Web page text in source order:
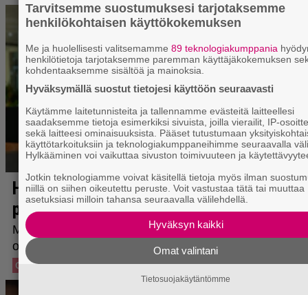
Tarvitsemme suostumuksesi tarjotaksemme
henkilökohtaisen käyttökokemuksen
Me ja huolellisesti valitsemamme 89 teknologiakumppania
henkilötietoja tarjotaksemme paremman käyttäjäkokemuksen
kohdentaaksemme sisältöä ja mainoksia.
Hyväksymällä suostut tietojesi käyttöön seuraavasti
Käytämme laitetunnisteita ja tallennamme evästeitä laitteellesi
saadaksemme tietoja esimerkiksi sivuista, joilla vierailit, IP-
sekä laitteesi ominaisuuksista. Pääset tutustumaan
käyttötarkoituksiin ja teknologiakumppaneihimme seuraavalla
Hylkääminen voi vaikuttaa sivuston toimivuuteen ja
Jotkin teknologiamme voivat käsitellä tietoja myös ilman
niillä on siihen oikeutettu peruste. Voit vastustaa tätä tai muuttaa
asetuksiasi milloin tahansa seuraavalla välilehdellä.
Hyväksyn kaikki
Omat valintani
Tietosuojakäytäntömme